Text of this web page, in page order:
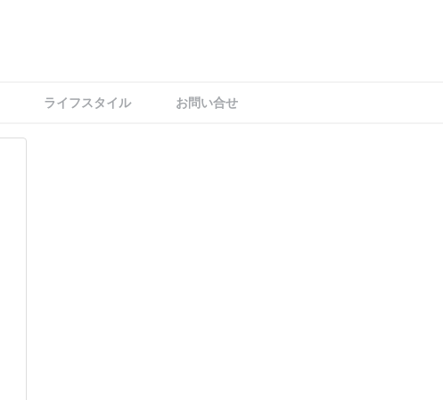
ライフスタイル お問い合せ